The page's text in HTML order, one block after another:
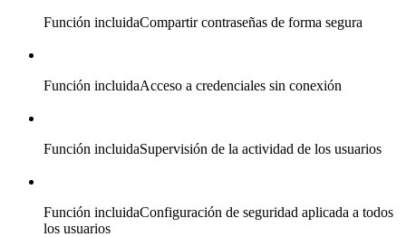
Función incluidaCompartir contraseñas de forma segura
Función incluidaAcceso a credenciales sin conexión
Función incluidaSupervisión de la actividad de los usuarios
Función incluidaConfiguración de seguridad aplicada a todos
los usuarios